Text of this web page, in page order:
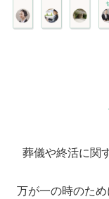
葬儀や終活に関
万が一の時のた